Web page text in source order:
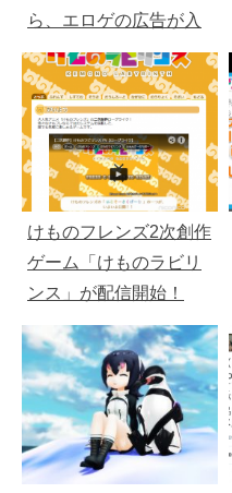
ら、エロゲの広告が入
るモンス●だった・・・
けものフレンズ2次創作
ゲーム「けものラビリ
ンス」が配信開始！